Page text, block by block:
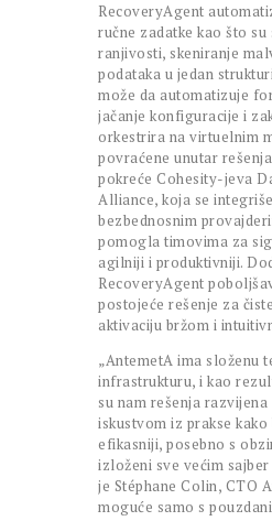
RecoveryAgent
ručne zadatke kao što su
ranjivosti, skeniranje
podataka u jedan
može da automatizuje
jačanje konfiguracije i
orkestrira na virtuelnim
povraćene unutar
pokreće Cohesity-jeva
Alliance, koja se
bezbednosnim
pomogla timovima za
agilniji i produktivniji.
RecoveryAgent
postojeće rešenje za
aktivaciju bržom i
„AntemetA ima složenu
infrastrukturu, i kao
su nam rešenja razvijena
iskustvom iz prakse
efikasniji, posebno s
izloženi sve većim
je Stéphane Colin, CTO
moguće samo s